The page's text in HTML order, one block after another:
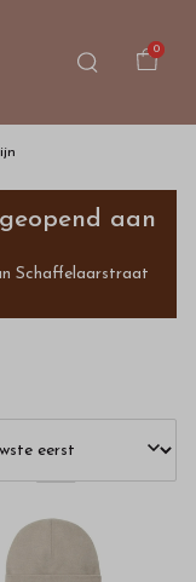
0
aan
Schaffelaarstraat